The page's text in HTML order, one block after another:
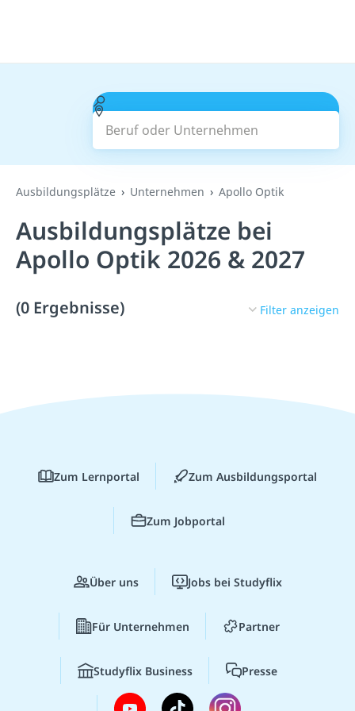
Beruf oder Unternehmen
Suchen
Ausbildungsplätze Unternehmen Apollo Optik
Ausbildungsplätze bei
Apollo Optik 2026 & 2027
(0 Ergebnisse) Filter anzeigen
Zum Lernportal Zum Ausbildungsportal
Zum Jobportal
Über uns Jobs bei Studyflix
Für Unternehmen Partner
Studyflix Business Presse